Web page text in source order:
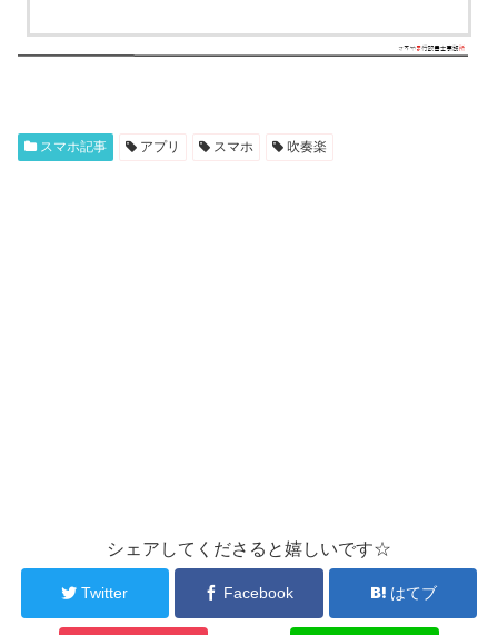
スマホ記事 アプリ スマホ 吹奏楽
シェアしてくださると嬉しいです☆
Twitter Facebook はてブ